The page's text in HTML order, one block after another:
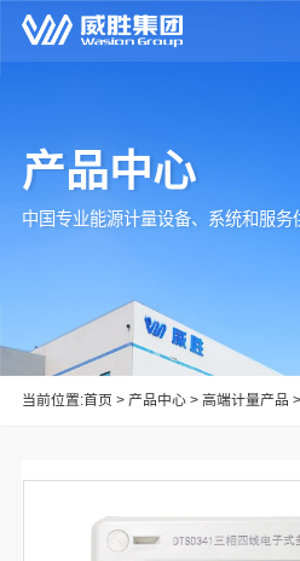
产品中心
中国专业能源计量设备、系统和服务
当前位置:首页 > 产品中心> 高端计量产品 >